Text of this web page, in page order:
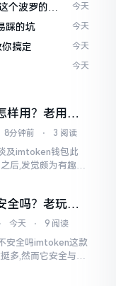
个波罗的海
今天
踩的坑 今天
搞定 今天
今天
样用？老用户
8分钟前 ⋅ 3 阅读
及imtoken钱包此
后,发觉颇为有趣玩
全吗？老玩家
⋅ 今天 ⋅ 9 阅读
安全吗imtoken这款
多,然而它安全与否